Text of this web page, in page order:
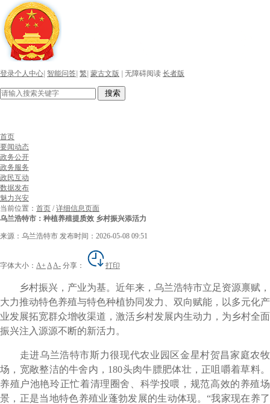
登录个人中心 智能问答 繁 蒙古文版 无障碍阅读 长者版
搜索
首页
要闻动态
政务公开
政务服务
政民互动
数据发布
魅力兴安
当前位置： 首页 /详细信息页面
乌兰浩特市：种植养殖提质效 乡村振兴添活力
来源：乌兰浩特市 发布时间：2026-05-08 09:51
字体大小： A+ AA- 分享： 打印
乡村振兴，产业为基。近年来，乌兰浩特市立足资源禀赋，
大力推动特色养殖与特色种植协同发力、双向赋能，以多元化产
业发展拓宽群众增收渠道，激活乡村发展内生动力，为乡村全面
振兴注入源源不断的新活力。
走进乌兰浩特市斯力很现代农业园区金星村贺昌家庭农牧
场，宽敞整洁的牛舍内，180头肉牛膘肥体壮，正咀嚼着草料。
养殖户池艳玲正忙着清理圈舍、科学投喂，规范高效的养殖场
景，正是当地特色养殖业蓬勃发展的生动体现。“我家现在养了